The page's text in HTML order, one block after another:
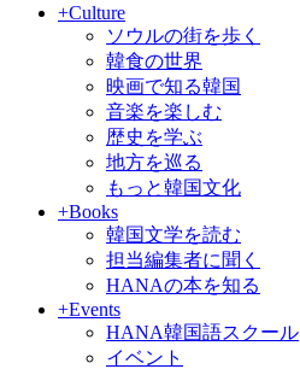
+Culture
ソウルの街を歩く
韓食の世界
映画で知る韓国
音楽を楽しむ
歴史を学ぶ
地方を巡る
もっと韓国文化
+Books
韓国文学を読む
担当編集者に聞く
HANAの本を知る
+Events
HANA韓国語スクール
イベント